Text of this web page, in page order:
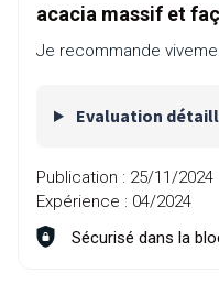
acacia massif et
Je recommande
Evaluation
Publication : 25/11/2024
Expérience : 04/2024
Sécurisé dans la